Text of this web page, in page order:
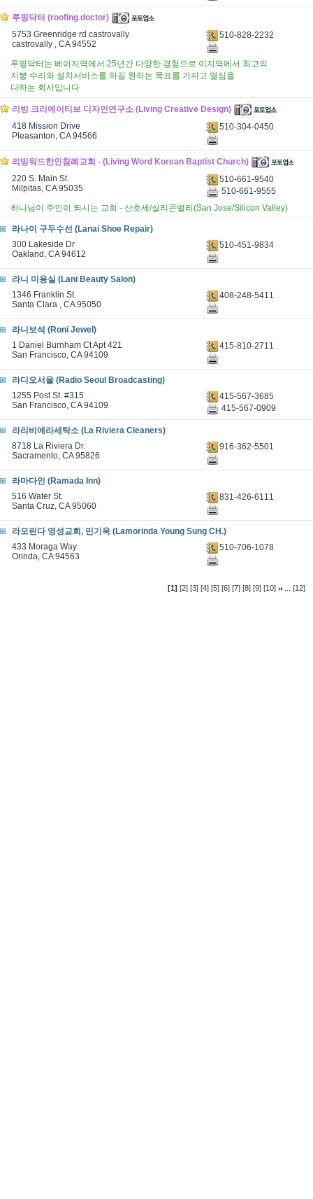
루핑닥터 (roofing doctor)
5753 Greenridge rd castrovally
castrovally , CA 94552
510-828-2232
루핑닥터는 베이지역에서 25년간 다양한 경험으로 이지역에서 최고의
지붕 수리와 설치서비스를 하길 원하는 목표를 가지고 열심을
다하는 회사입니다
리빙 크리에이티브 디자인연구소 (Living Creative Design)
418 Mission Drive
Pleasanton, CA 94566
510-304-0450
리빙워드한인침례교회 - (Living Word Korean Baptist Church)
220 S. Main St.
Milpitas, CA 95035
510-661-9540
510-661-9555
하나님이 주인이 되시는 교회 - 산호세/실리콘밸리(San Jose/Silicon Valley)
라나이 구두수선 (Lanai Shoe Repair)
300 Lakeside Dr
Oakland, CA 94612
510-451-9834
라니 미용실 (Lani Beauty Salon)
1346 Franklin St.
Santa Clara , CA 95050
408-248-5411
라니보석 (Roni Jewel)
1 Daniel Burnham Ct Apt 421
San Francisco, CA 94109
415-810-2711
라디오서울 (Radio Seoul Broadcasting)
1255 Post St. #315
San Francisco, CA 94109
415-567-3685
415-567-0909
라리비에라세탁소 (La Riviera Cleaners)
8718 La Riviera Dr.
Sacramento, CA 95826
916-362-5501
라마다인 (Ramada Inn)
516 Water St.
Santa Cruz, CA 95060
831-426-6111
라모린다 영성교회, 민기욱 (Lamorinda Young Sung CH.)
433 Moraga Way
Orinda, CA 94563
510-706-1078
[1] [2] [3] [4] [5] [6] [7] [8] [9] [10] ...[12]